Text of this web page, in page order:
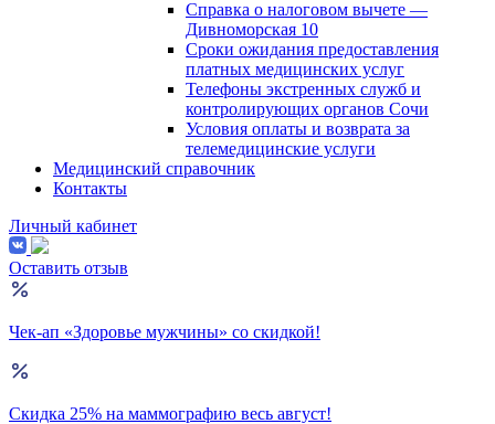
Справка о налоговом вычете —
Дивноморская 10
Сроки ожидания предоставления
платных медицинских услуг
Телефоны экстренных служб и
контролирующих органов Сочи
Условия оплаты и возврата за
телемедицинские услуги
Медицинский справочник
Контакты
Личный кабинет
Оставить отзыв
Чек-ап «Здоровье мужчины» со скидкой!
Скидка 25% на маммографию весь август!